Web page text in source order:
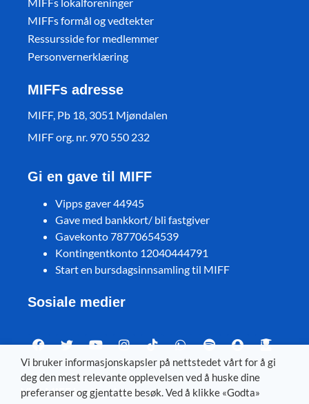
MIFFs formål og vedtekter
Ressursside for medlemmer
Personvernerklæring
MIFFs adresse
MIFF, Pb 18, 3051 Mjøndalen
MIFF org. nr. 970 550 232
Gi en gave til MIFF
Vipps gaver 44945
Gave med bankkort/ bli fastgiver
Gavekonto 78770654539
Kontingentkonto 12040444791
Start en bursdagsinnsamling til MIFF
Sosiale medier
Visit MIFF in other languages
Vi bruker informasjonskapsler på nettstedet vårt for å gi
deg den mest relevante opplevelsen ved å huske dine
preferanser og gjentatte besøk. Ved å klikke «Godta»